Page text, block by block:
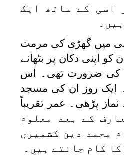
اسی کے ساتھ ایک
میں گھڑی کی مرمت
اپنی دکان پر بٹھانے
کی ضرورت تھی۔ اس
ایک روز ان کی مسجد
پڑھی۔ عمر تقریباً
کے بعد معلوم
محمد دین کشمیری
کام جانتے ہیں۔